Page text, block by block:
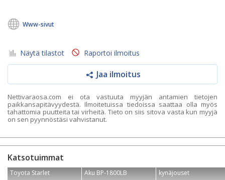
Www-sivut
Näytä tilastot Raportoi ilmoitus
Jaa ilmoitus
Nettivaraosa.com ei ota vastuuta myyjän antamien tietojen
paikkansapitävyydestä. Ilmoitetuissa tiedoissa saattaa olla myös
tahattomia puutteita tai virheitä. Tieto on siis sitova vasta kun myyjä
on sen pyynnöstäsi vahvistanut.
Katsotuimmat
Toyota Starlet Aku BP-1800LB kynäjouset